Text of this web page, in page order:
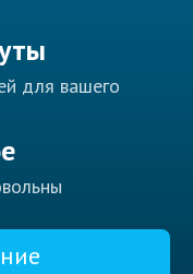
для вашего